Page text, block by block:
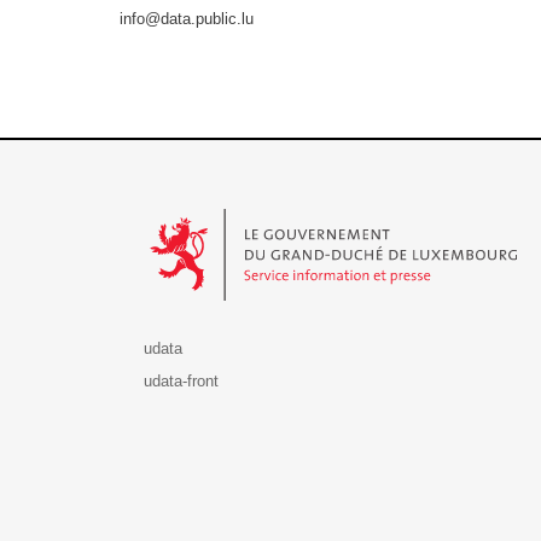
info@data.public.lu
udata
udata-front